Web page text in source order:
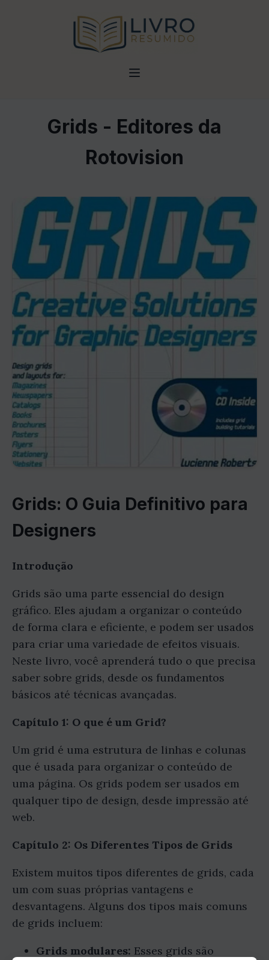
Grids - Editores da
Rotovision
Grids: O Guia Definitivo para
Designers
Introdução
Grids são uma parte essencial do design
gráfico. Eles ajudam a organizar o conteúdo
de forma clara e eficiente, e podem ser usados
para criar uma variedade de efeitos visuais.
Neste livro, você aprenderá tudo o que precisa
saber sobre grids, desde os fundamentos
básicos até técnicas avançadas.
Capítulo 1: O que é um Grid?
Um grid é uma estrutura de linhas e colunas
que é usada para organizar o conteúdo de
uma página. Os grids podem ser usados em
qualquer tipo de design, desde impressão até
web.
Capítulo 2: Os Diferentes Tipos de Grids
Existem muitos tipos diferentes de grids, cada
um com suas próprias vantagens e
desvantagens. Alguns dos tipos mais comuns
de grids incluem:
Grids modulares: Esses grids são